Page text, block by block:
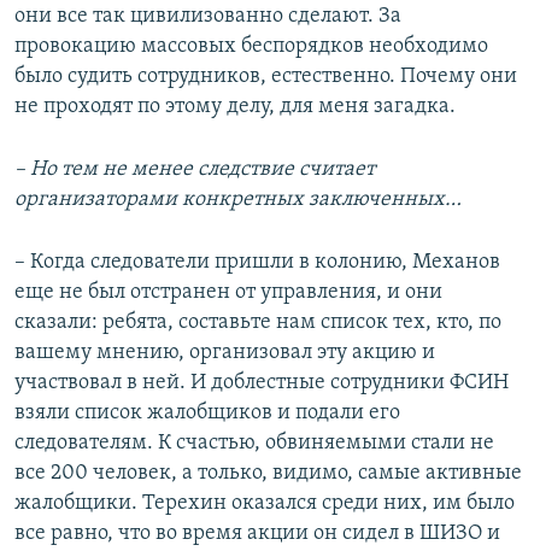
они все так цивилизованно сделают. За
провокацию массовых беспорядков необходимо
было судить сотрудников, естественно. Почему они
не проходят по этому делу, для меня загадка.
– Но тем не менее следствие считает
организаторами конкретных заключенных…
– Когда следователи пришли в колонию, Механов
еще не был отстранен от управления, и они
сказали: ребята, составьте нам список тех, кто, по
вашему мнению, организовал эту акцию и
участвовал в ней. И доблестные сотрудники ФСИН
взяли список жалобщиков и подали его
следователям. К счастью, обвиняемыми стали не
все 200 человек, а только, видимо, самые активные
жалобщики. Терехин оказался среди них, им было
все равно, что во время акции он сидел в ШИЗО и